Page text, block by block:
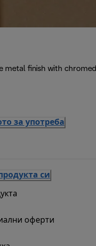
metal finish with
за употреба
си
оферти